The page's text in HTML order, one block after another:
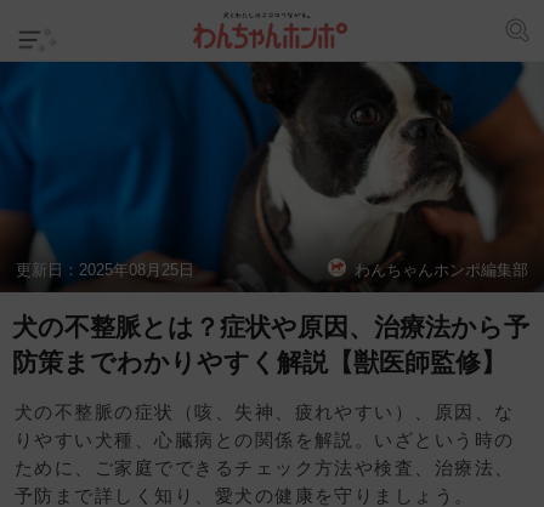
更新日： 2025年08月25日 わんちゃんホンポ編集部
犬の不整脈とは？症状や原因、治療法から予
防策までわかりやすく解説【獣医師監修】
犬の不整脈の症状（咳、失神、疲れやすい）、原因、な
りやすい犬種、心臓病との関係を解説。いざという時の
ために、ご家庭でできるチェック方法や検査、治療法、
予防まで詳しく知り、愛犬の健康を守りましょう。